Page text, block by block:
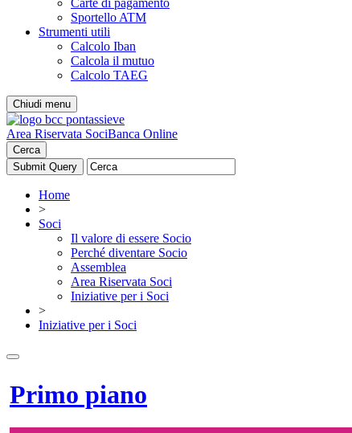
Carte di pagamento
Sportello ATM
Strumenti utili
Calcolo Iban
Calcola il mutuo
Calcolo TAEG
Chiudi menu
Area Riservata SociBanca Online
Cerca
Home
>
Soci
Il valore di essere Socio
Perché diventare Socio
Assemblea
Area Riservata Soci
Iniziative per i Soci
>
Iniziative per i Soci
Primo piano